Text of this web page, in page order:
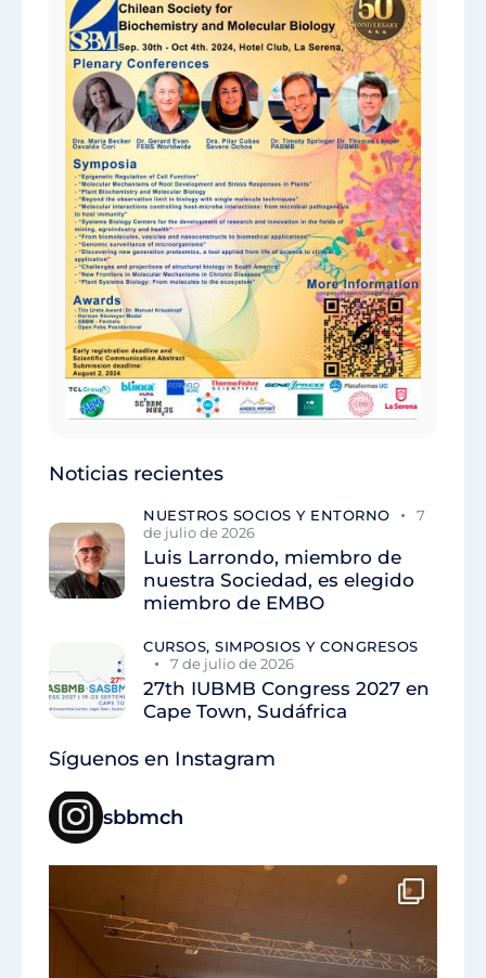
Noticias recientes
NUESTROS SOCIOS Y ENTORNO
7
de julio de 2026
Luis Larrondo, miembro de
nuestra Sociedad, es elegido
miembro de EMBO
CURSOS, SIMPOSIOS Y CONGRESOS
7 de julio de 2026
27th IUBMB Congress 2027 en
Cape Town, Sudáfrica
Síguenos en Instagram
sbbmch